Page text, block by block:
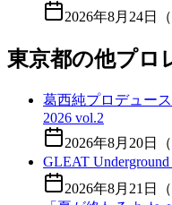
2026年8月24日（
東京都の他プロ
葛西純プロデュー
2026 vol.2
2026年8月20日（
GLEAT
2026年8月21日（